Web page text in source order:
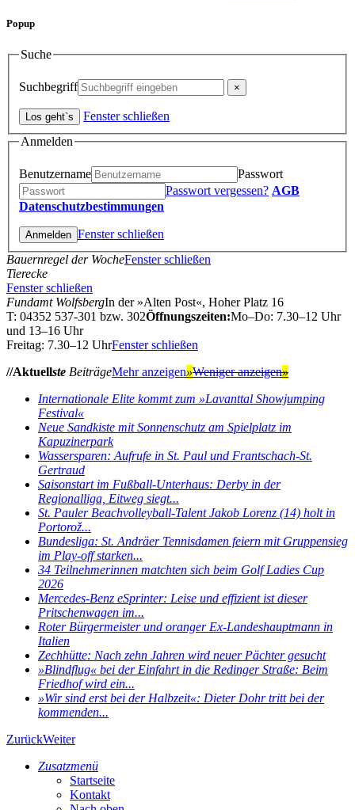
Popup
Suche
Suchbegriff
Fenster schließen
Anmelden
Benutzername
Passwort
Passwort vergessen? AGB
Datenschutzbestimmungen
Fenster schließen
Bauernregel der WocheFenster schließen
Tierecke
Fenster schließen
Fundamt WolfsbergIn der »Alten Post«, Hoher Platz 16
T: 04352 537-301 bzw. 302Öffnungszeiten:Mo–Do: 7.30–12 Uhr
und 13–16 Uhr
Freitag: 7.30–12 UhrFenster schließen
//Aktuellste BeiträgeMehr anzeigen»Weniger anzeigen»
Internationale Elite kommt zum »Lavanttal Showjumping
Festival«
Neue Sandkiste mit Sonnenschutz am Spielplatz im
Kapuzinerpark
Wassersparen: Aufrufe in St. Paul und Frantschach-St.
Gertraud
Saisonstart im Fußball-Unterhaus: Derby in der
Regionalliga, Eitweg siegt...
St. Pauler Beachvolleyball-Talent Jakob Lorenz (14) holt in
Portorož...
Bundesliga: St. Andräer Tennisdamen feiern mit Gruppensieg
im Play-off starken...
34 Teilnehmerinnen matchten sich beim Golf Ladies Cup
2026
Mercedes-Benz eSprinter: Leise und effizient ist dieser
Pritschenwagen im...
Roter Bürgermeister und oranger Ex-Landeshauptmann in
Italien
Zechhütte: Nach zehn Jahren wird neuer Pächter gesucht
»Blindflug« bei der Einfahrt in die Redinger Straße: Beim
Friedhof wird ein...
»Wir sind erst bei der Halbzeit«: Dieter Dohr tritt bei der
kommenden...
ZurückWeiter
Zusatzmenü
Startseite
Kontakt